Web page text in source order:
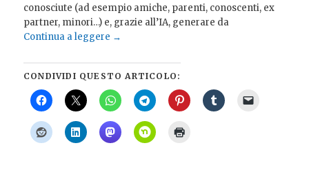
conosciute (ad esempio amiche, parenti, conoscenti, ex
partner, minori…) e, grazie all’IA, generare da
Continua a leggere →
CONDIVIDI QUESTO ARTICOLO: